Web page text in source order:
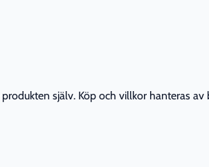
själv. Köp och villkor hanteras av